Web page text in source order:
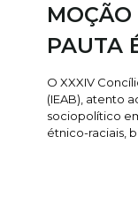
PAUTA
O XXXIV
(IEAB), atento
sociopolítico
étnico-raciais,